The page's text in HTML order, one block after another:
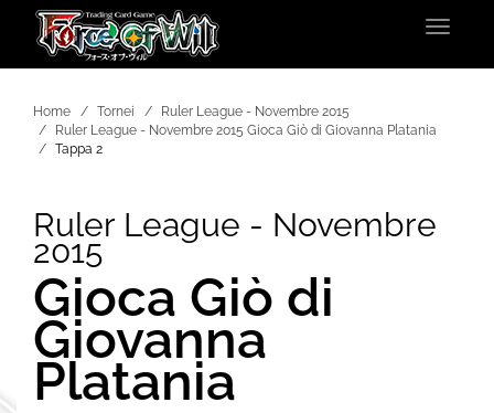
Toggle
Home Tornei
Ruler League - Novembre 2015
Ruler League - Novembre 2015 Gioca Giò di Giovanna Platania
Tappa 2
Ruler League - Novembre
2015
Gioca Giò di
Giovanna
Platania